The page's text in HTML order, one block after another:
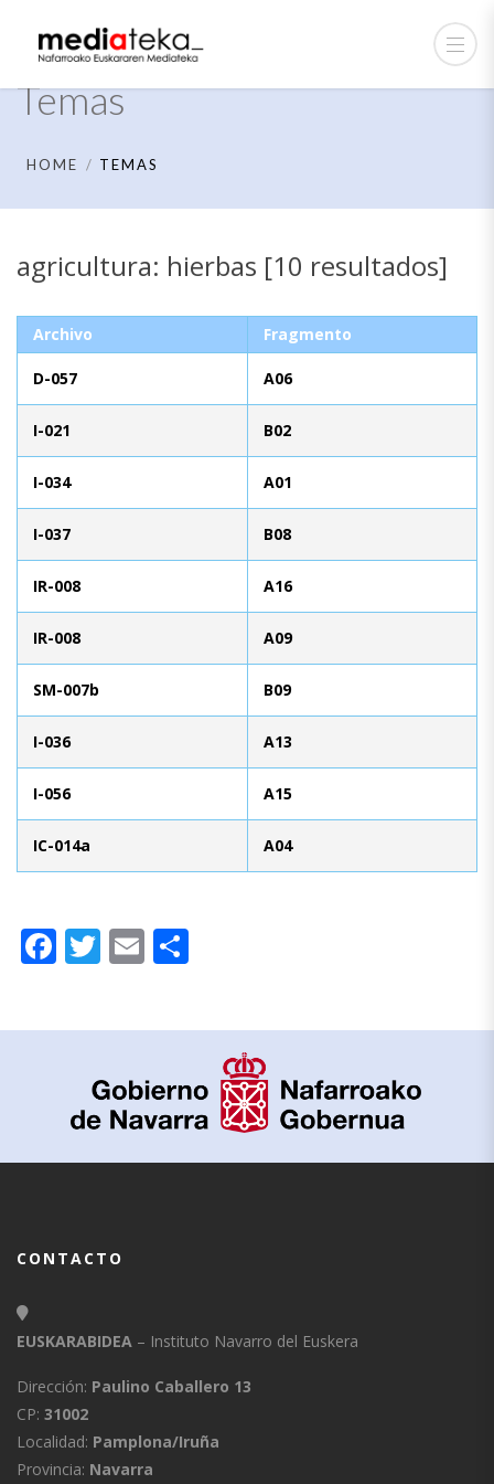
Temas
HOME TEMAS
agricultura: hierbas [10 resultados]
Archivo Fragmento
D-057 A06
I-021 B02
I-034 A01
I-037 B08
IR-008 A16
IR-008 A09
SM-007b B09
I-036 A13
I-056 A15
IC-014a A04
Facebook
Twitter
Email
CONTACTO
EUSKARABIDEA – Instituto Navarro del Euskera
Dirección: Paulino Caballero 13
CP: 31002
Localidad: Pamplona/Iruña
Provincia: Navarra